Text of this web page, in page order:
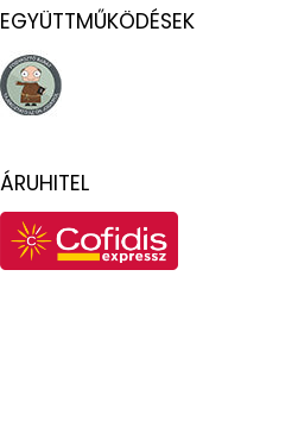
EGYÜTTMŰKÖDÉSEK
ÁRUHITEL